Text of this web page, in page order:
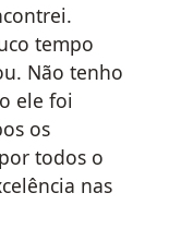
tempo
Não tenho
ele foi
os
todos o
nas